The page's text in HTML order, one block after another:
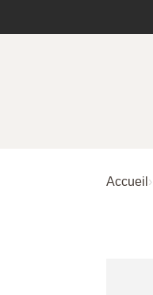
Accueil ›